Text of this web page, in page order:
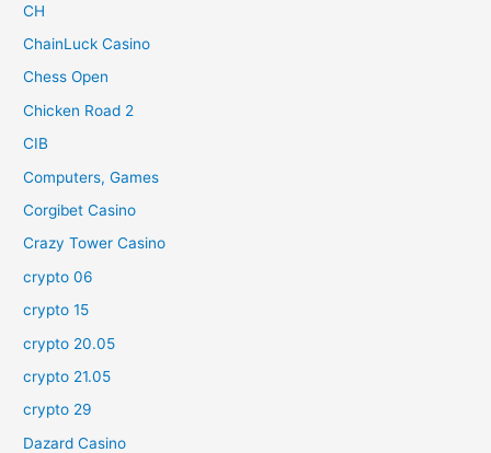
CH
ChainLuck Casino
Chess Open
Chicken Road 2
CIB
Computers, Games
Corgibet Casino
Crazy Tower Сasino
crypto 06
crypto 15
crypto 20.05
crypto 21.05
crypto 29
Dazard Casino